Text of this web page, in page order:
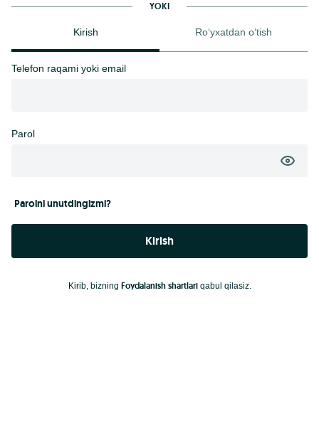
YOKI
Kirish Ro‘yxatdan o‘tish
Telefon raqami yoki email
Parol
Parolni unutdingizmi?
Kirish
Kirib, bizning Foydalanish shartlariqabul qilasiz.